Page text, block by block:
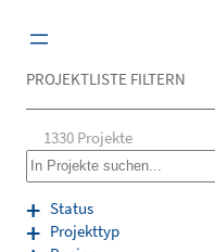
Inhalt
PROJEKTLISTE FILTERN
1330 Projekte
S
e
a
r
Status
Projekttyp